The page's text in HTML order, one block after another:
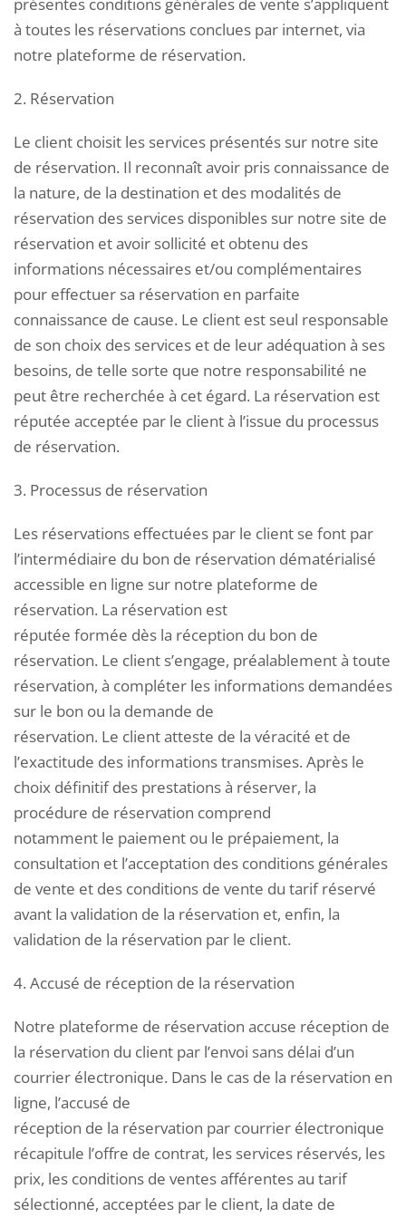
à toutes les réservations conclues par internet, via
notre plateforme de réservation.
2. Réservation
Le client choisit les services présentés sur notre site
de réservation. Il reconnaît avoir pris connaissance de
la nature, de la destination et des modalités de
réservation des services disponibles sur notre site de
réservation et avoir sollicité et obtenu des
informations nécessaires et/ou complémentaires
pour effectuer sa réservation en parfaite
connaissance de cause. Le client est seul responsable
de son choix des services et de leur adéquation à ses
besoins, de telle sorte que notre responsabilité ne
peut être recherchée à cet égard. La réservation est
réputée acceptée par le client à l’issue du processus
de réservation.
3. Processus de réservation
Les réservations effectuées par le client se font par
l’intermédiaire du bon de réservation dématérialisé
accessible en ligne sur notre plateforme de
réservation. La réservation est
réputée formée dès la réception du bon de
réservation. Le client s’engage, préalablement à toute
réservation, à compléter les informations demandées
sur le bon ou la demande de
réservation. Le client atteste de la véracité et de
l’exactitude des informations transmises. Après le
choix définitif des prestations à réserver, la
procédure de réservation comprend
notamment le paiement ou le prépaiement, la
consultation et l’acceptation des conditions générales
de vente et des conditions de vente du tarif réservé
avant la validation de la réservation et, enfin, la
validation de la réservation par le client.
4. Accusé de réception de la réservation
Notre plateforme de réservation accuse réception de
la réservation du client par l’envoi sans délai d’un
courrier électronique. Dans le cas de la réservation en
ligne, l’accusé de
réception de la réservation par courrier électronique
récapitule l’offre de contrat, les services réservés, les
prix, les conditions de ventes afférentes au tarif
sélectionné, acceptées par le client, la date de